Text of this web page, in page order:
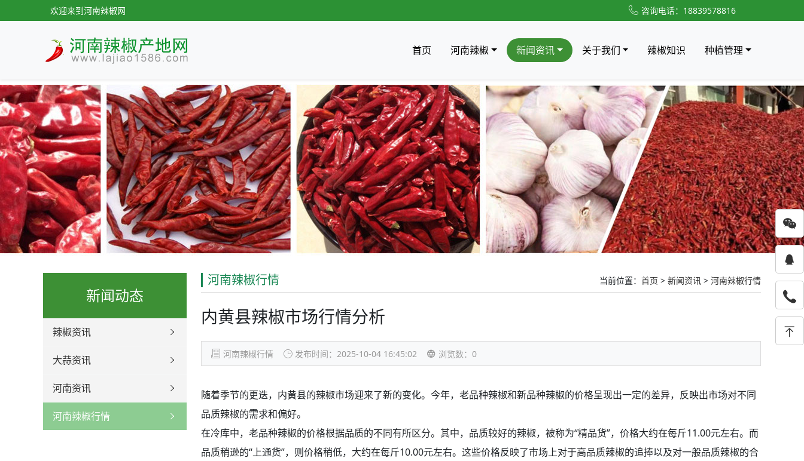
欢迎来到河南辣椒网 咨询电话：18839578816
首页 河南辣椒 新闻资讯 关于我们 辣椒知识 种植管理
新闻动态
辣椒资讯
大蒜资讯
河南资讯
河南辣椒行情
河南辣椒行情 当前位置： 首页 > 新闻资讯 > 河南辣椒行情
内黄县辣椒市场行情分析
河南辣椒行情 发布时间：2025-10-04 16:45:02 浏览数： 0
随着季节的更迭，内黄县的辣椒市场迎来了新的变化。今年，老品种辣椒和新品种辣椒的价格呈现出一定的差异，反映出市场对不同
品质辣椒的需求和偏好。
在冷库中，老品种辣椒的价格根据品质的不同有所区分。其中，品质较好的辣椒，被称为“精品货”，价格大约在每斤11.00元左右。而
品质稍逊的“上通货”，则价格稍低，大约在每斤10.00元左右。这些价格反映了市场上对于高品质辣椒的追捧以及对一般品质辣椒的合